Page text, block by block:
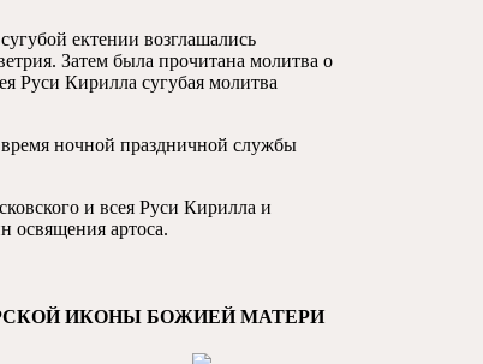
ектении возглашались
Затем была прочитана молитва о
Руси Кирилла сугубая молитва
время ночной праздничной службы
и всея Руси Кирилла и
освящения артоса.
ИКОНЫ БОЖИЕЙ МАТЕРИ